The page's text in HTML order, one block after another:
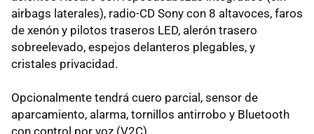
airbags laterales), radio-CD Sony con 8 altavoces, faros
de xenón y pilotos traseros LED, alerón trasero
sobreelevado, espejos delanteros plegables, y
cristales privacidad.
Opcionalmente tendrá cuero parcial, sensor de
aparcamiento, alarma, tornillos antirrobo y Bluetooth
con control por voz (V2C).